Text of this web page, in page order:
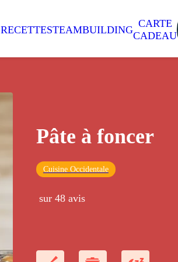
RECETTESTEAMBUILDING
CARTE
CADEAU
Pâte à foncer
Cuisine Occidentale
sur 48 avis